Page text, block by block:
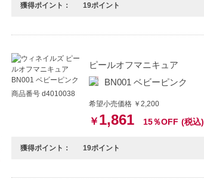
獲得ポイント： 19ポイント
商品番号 d4010038
ピールオフマニキュア
BN001 ベビーピンク
希望小売価格 ￥2,200
￥ 1,861 15％OFF (税込)
獲得ポイント： 19ポイント